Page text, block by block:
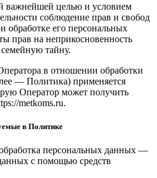
важнейшей целью и условием
соблюдение прав и свобод
обработке его персональных
прав на неприкосновенность
тайну.
в отношении обработки
— Политика) применяется
Оператор может получить
metkoms.ru.
в Политике
персональных данных —
с помощью средств